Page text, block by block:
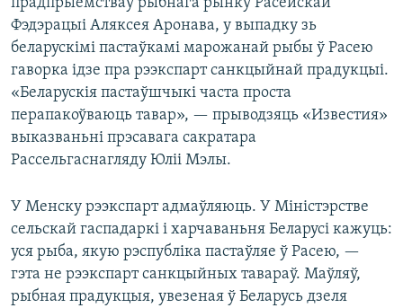
Фэдэрацыі Аляксея Аронава, у выпадку зь
беларускімі пастаўкамі марожанай рыбы ў Расею
гаворка ідзе пра рээкспарт санкцыйнай прадукцыі.
«Беларускія пастаўшчыкі часта проста
перапакоўваюць тавар», — прыводзяць «Известия»
выказваньні прэсавага сакратара
Рассельгаснагляду Юліі Мэлы.
У Менску рээкспарт адмаўляюць. У Міністэрстве
сельскай гаспадаркі і харчаваньня Беларусі кажуць:
уся рыба, якую рэспубліка пастаўляе ў Расею, —
гэта не рээкспарт санкцыйных тавараў. Маўляў,
рыбная прадукцыя, увезеная ў Беларусь дзеля